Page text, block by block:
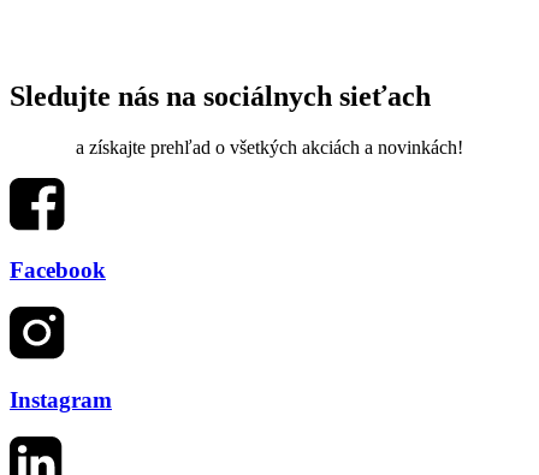
Sledujte nás na sociálnych sieťach
a získajte prehľad o všetkých akciách a novinkách!
Facebook
Instagram